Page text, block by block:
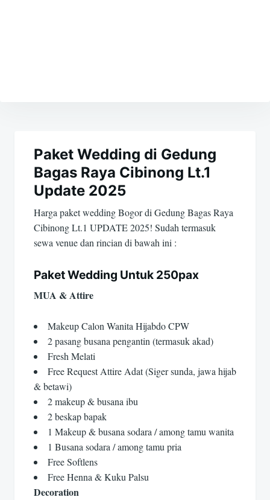
posPaket Wedding di Gedung
Bagas Raya Cibinong Lt.1
Update 2025
Harga paket wedding Bogor di Gedung Bagas Raya
Cibinong Lt.1 UPDATE 2025! Sudah termasuk
sewa venue dan rincian di bawah ini :
Paket Wedding Untuk 250pax
MUA & Attire
Makeup Calon Wanita Hijabdo CPW
2 pasang busana pengantin (termasuk akad)
Fresh Melati
Free Request Attire Adat (Siger sunda, jawa hijab
& betawi)
2 makeup & busana ibu
2 beskap bapak
1 Makeup & busana sodara / among tamu wanita
1 Busana sodara / among tamu pria
Free Softlens
Free Henna & Kuku Palsu
Decoration